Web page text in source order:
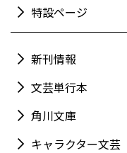
特設ページ
新刊情報
文芸単行本
角川文庫
キャラクター文芸